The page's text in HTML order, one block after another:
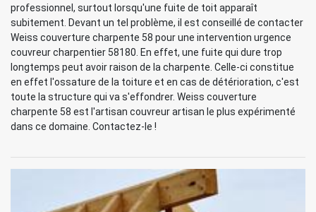
professionnel, surtout lorsqu'une fuite de toit apparaît
subitement. Devant un tel problème, il est conseillé de contacter
Weiss couverture charpente 58 pour une intervention urgence
couvreur charpentier 58180. En effet, une fuite qui dure trop
longtemps peut avoir raison de la charpente. Celle-ci constitue
en effet l'ossature de la toiture et en cas de détérioration, c'est
toute la structure qui va s'effondrer. Weiss couverture
charpente 58 est l'artisan couvreur artisan le plus expérimenté
dans ce domaine. Contactez-le !